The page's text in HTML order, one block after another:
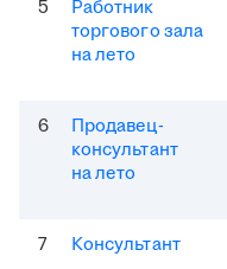
5
Работник
торгового зала
на лето
6
Продавец-
консультант
на лето
7 Консультант